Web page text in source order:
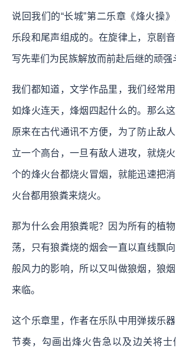
说回我们的“长城”第二乐章《烽火操
乐段和尾声组成的。在旋律上，京剧
写先辈们为民族解放而前赴后继的顽强
我们都知道，文学作品里，我们经常
如烽火连天，烽烟四起什么的。那么这
原来在古代通讯不方便，为了防止敌
立一个高台，一旦有敌人进攻，就烧
个的烽火台都烧火冒烟，就能迅速把
火台都用狼粪来烧火。
那为什么会用狼粪呢？因为所有的植
荡，只有狼粪烧的烟会一直以直线飘
般风力的影响，所以又叫做狼烟，狼
来临。
这个乐章里，作者在乐队中用弹拨乐
节奏，勾画出烽火告急以及边关将士